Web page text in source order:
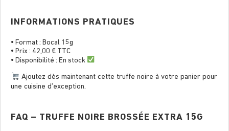
INFORMATIONS PRATIQUES
• Format : Bocal 15g
• Prix : 42,00 € TTC
• Disponibilité : En stock
Ajoutez dès maintenant cette truffe noire à votre panier pour
une cuisine d’exception.
FAQ – TRUFFE NOIRE BROSSÉE EXTRA 15G